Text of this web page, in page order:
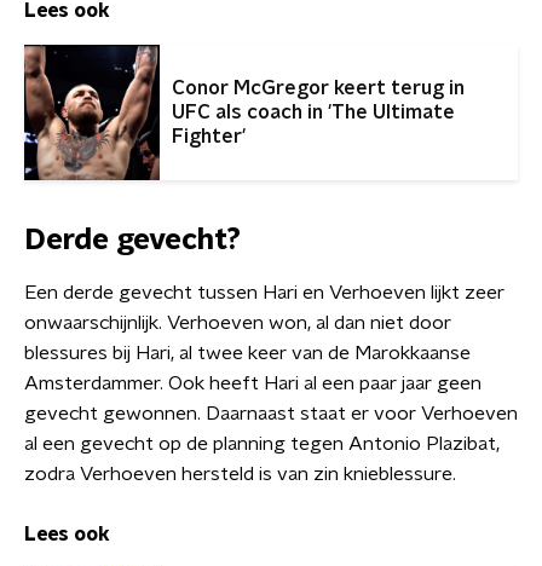
Lees ook
Conor McGregor keert terug in
UFC als coach in 'The Ultimate
Fighter'
Derde gevecht?
Een derde gevecht tussen Hari en Verhoeven lijkt zeer
onwaarschijnlijk. Verhoeven won, al dan niet door
blessures bij Hari, al twee keer van de Marokkaanse
Amsterdammer. Ook heeft Hari al een paar jaar geen
gevecht gewonnen. Daarnaast staat er voor Verhoeven
al een gevecht op de planning tegen Antonio Plazibat,
zodra Verhoeven hersteld is van zin knieblessure.
Lees ook